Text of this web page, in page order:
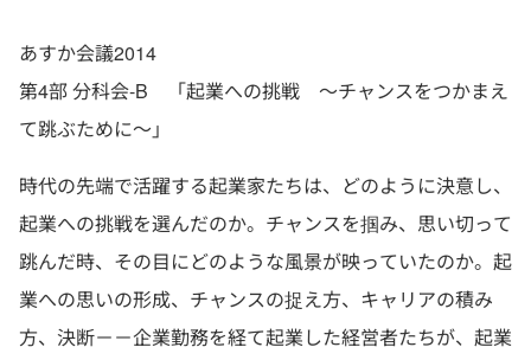
あすか会議2014
第4部 分科会-B 「起業への挑戦 ～チャンスをつかまえ
て跳ぶために～」
時代の先端で活躍する起業家たちは、どのように決意し、
起業への挑戦を選んだのか。チャンスを掴み、思い切って
跳んだ時、その目にどのような風景が映っていたのか。起
業への思いの形成、チャンスの捉え方、キャリアの積み
方、決断－－企業勤務を経て起業した経営者たちが、起業